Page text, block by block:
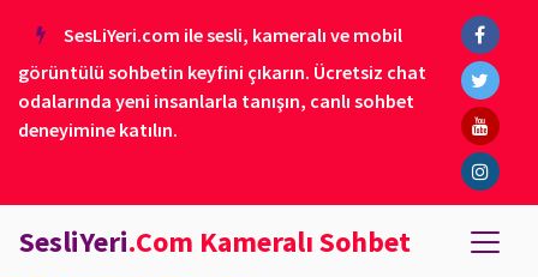
SesLiYeri.com ile sesli, kameralı ve mobil
görüntülü sohbetin keyfini çıkarın. Ücretsiz chat
odalarında yeni insanlarla tanışın, canlı sohbet
deneyimine katılın.
SesliYeri.Com Kameralı Sohbet